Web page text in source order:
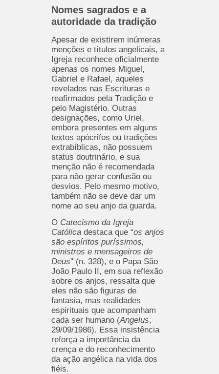
Nomes sagrados e a
autoridade da tradição
Apesar de existirem inúmeras
menções e títulos angelicais, a
Igreja reconhece oficialmente
apenas os nomes Miguel,
Gabriel e Rafael, aqueles
revelados nas Escrituras e
reafirmados pela Tradição e
pelo Magistério. Outras
designações, como Uriel,
embora presentes em alguns
textos apócrifos ou tradições
extrabíblicas, não possuem
status doutrinário, e sua
menção não é recomendada
para não gerar confusão ou
desvios. Pelo mesmo motivo,
também não se deve dar um
nome ao seu anjo da guarda.
O Catecismo da Igreja
Católicadestaca que “os anjos
são espíritos puríssimos,
ministros e mensageiros de
Deus” (n. 328), e o Papa São
João Paulo II, em sua reflexão
sobre os anjos, ressalta que
eles não são figuras de
fantasia, mas realidades
espirituais que acompanham
cada ser humano (Angelus,
29/09/1986). Essa insistência
reforça a importância da
crença e do reconhecimento
da ação angélica na vida dos
fiéis.